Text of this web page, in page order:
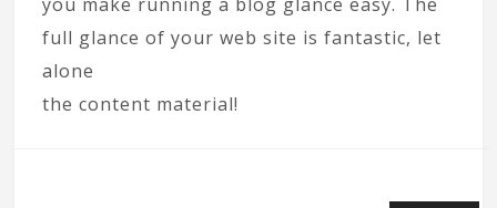
full glance of your web site is fantastic, let
alone
the content material!